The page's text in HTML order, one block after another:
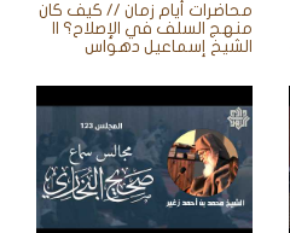
محاضرات أيام زمان // كيف كان
منهج السلف في الإصلاح؟ ||
الشيخ إسماعيل دهواس